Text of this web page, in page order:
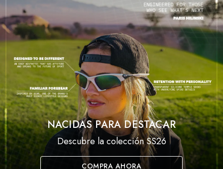
NACIDAS PARA DESTACAR
Descubre la colección SS26
COMPRA AHORA